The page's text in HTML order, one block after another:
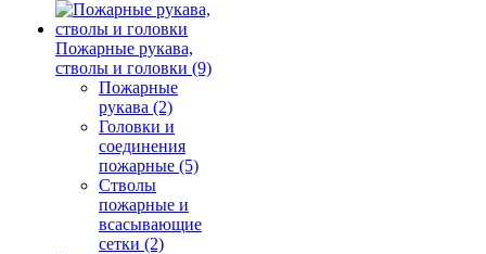
Пожарные рукава,
стволы и головки (9)
Пожарные
рукава (2)
Головки и
соединения
пожарные (5)
Стволы
пожарные и
всасывающие
сетки (2)